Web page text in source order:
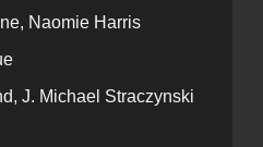
Naomie Harris
J. Michael Straczynski